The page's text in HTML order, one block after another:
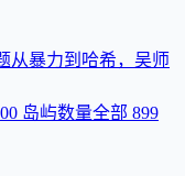
从暴力到哈希，吴师
岛屿数量全部 899